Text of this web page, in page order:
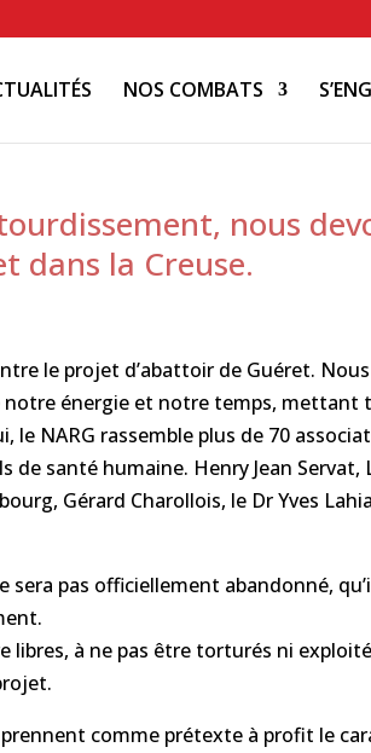
NOS COMBATS
nous
dans la Creuse.
le projet d’abattoir de Guéret.
énergie et notre temps, mettant
NARG rassemble plus de 70
santé humaine. Henry Jean Servat,
Gérard Charollois, le Dr Yves
pas officiellement abandonné,
à ne pas être torturés ni
comme prétexte à profit le